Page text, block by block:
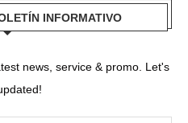
INFORMATIVO
news, service & promo. Let's